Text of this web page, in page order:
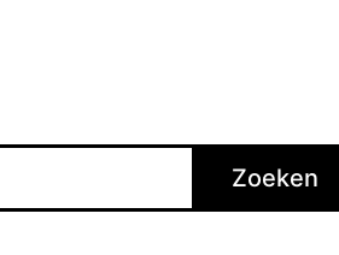
Zoeken